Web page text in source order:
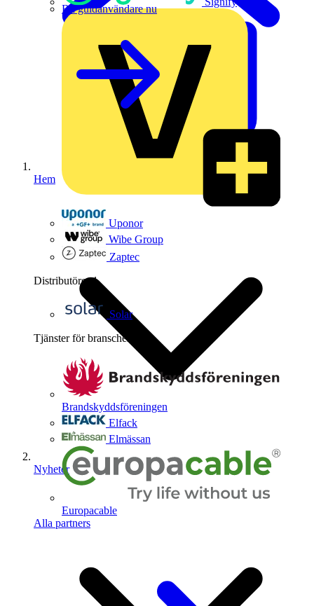
Uponor
Wibe Group
Zaptec
Distributörer 1
Solar
Tjänster för branschen
Brandskyddsföreningen
Elfack
Elmässan
Europacable
Alla partners
Bli guldanvändare nu
Hem
Nyheter